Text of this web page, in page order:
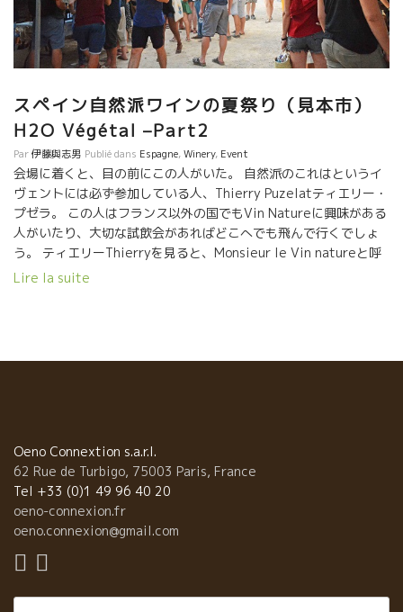
は、今は大御所的存在になっている醸造家達が若き頃、一度は顔
を出す登竜門の一つであった。 マルセル・ラピエール、ピエー
ル・オヴェルノワもいて、多くの若手醸造家達と交流をとってい
た“場”であった。 祭りの始めに、マルセルはすべての来場者に直
きあがった豚を解体するハードな仕事をしたのは石田さんとダニ
ーの名コンビ。 もう、それは格闘技のような作業でした！ 食事の
後は、ミュージック、とディスコ。語らいとただただラピエール
を飲み続けた。 真夏の暑い夜、もう皆、結構出来上がっていまし
た。 暑い中で踊るから一挙に酔いがまわるけど、ワインがワイン
だけにいつまでも飲み続けられるのが、危ないところ。 夜更けま
で、朝まで最後まで飲んでいるメンバーはいつも同じだった。 祭
りの後の翌朝も、集まってきて飲み会が始まる。この時は各自が
楽しんだ。 本当に、忘れられない佳き時代の一コマ。
スペイン自然派ワインの夏祭り（見本市）
H2O Végétal –Part2
Par伊藤與志男 Publié dans Espagne,Winery, Event
会場に着くと、目の前にこの人がいた。 自然派のこれはというイ
ヴェントには必ず参加している人、Thierry Puzelatティエリー・
プゼラ。 この人はフランス以外の国でもVin Natureに興味がある
人がいたり、大切な試飲会があればどこへでも飛んで行くでしょ
う。 ティエリーThierryを見ると、Monsieur le Vin natureと呼
びたくなる。 Souvenir de Fête du vin nature chez Lapierre
素晴らしいことだ！！
Lire la suite
Oeno Connextion s.a.r.l.
62 Rue de Turbigo, 75003 Paris, France
Tel +33 (0)1 49 96 40 20
oeno-connexion.fr
oeno.connexion@gmail.com